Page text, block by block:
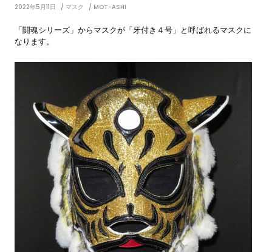
2022年5月11日 マスク MOT-ASHI
「闘魂シリーズ」からマスクが「牙付き４号」と呼ばれるマスクに
なります。